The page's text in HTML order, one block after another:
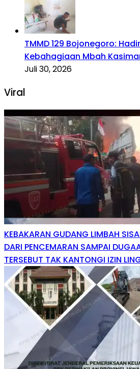
TMMD 129 Bojonegoro:
Kebahagiaan Mbah
Juli 30, 2026
Viral
KEBAKARAN GUDANG LIMBAH
DARI PENCEMARAN SAMPAI
TERSEBUT TAK KANTONGI IZIN